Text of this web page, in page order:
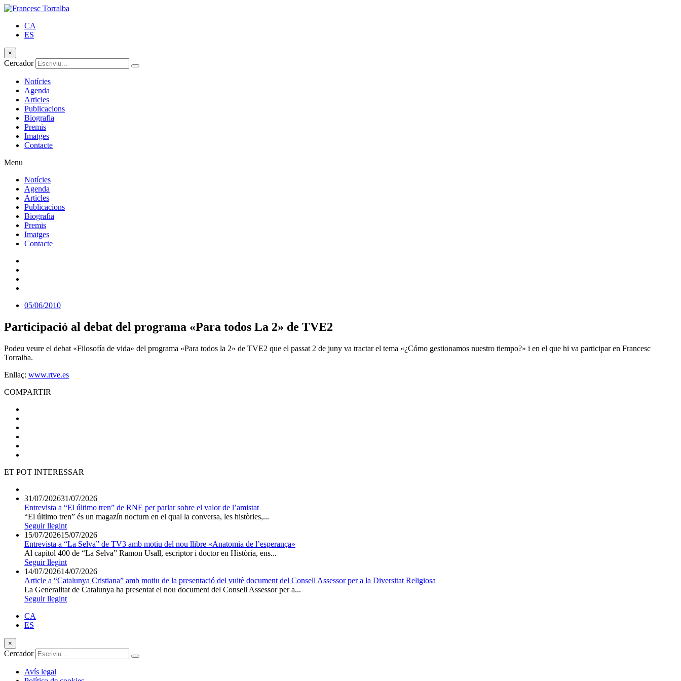
CA
ES
×
Cercador
Notícies
Agenda
Articles
Publicacions
Biografia
Premis
Imatges
Contacte
Menu
Notícies
Agenda
Articles
Publicacions
Biografia
Premis
Imatges
Contacte
05/06/2010
Participació al debat del programa «Para todos La 2» de TVE2
Podeu veure el debat «Filosofía de vida» del programa «Para todos la 2» de TVE2 que el passat 2 de juny va tractar el tema «¿Cómo gestionamos nuestro tiempo?» i en el que hi va participar en Francesc
Torralba.
Enllaç: www.rtve.es
COMPARTIR
ET POT INTERESSAR
31/07/202631/07/2026
Entrevista a “El último tren” de RNE per parlar sobre el valor de l’amistat
“El último tren” és un magazín nocturn en el qual la conversa, les històries,...
Seguir llegint
15/07/202615/07/2026
Entrevista a “La Selva” de TV3 amb motiu del nou llibre «Anatomia de l’esperança»
Al capítol 400 de “La Selva” Ramon Usall, escriptor i doctor en Història, ens...
Seguir llegint
14/07/202614/07/2026
Article a “Catalunya Cristiana” amb motiu de la presentació del vuitè document del Consell Assessor per a la Diversitat Religiosa
La Generalitat de Catalunya ha presentat el nou document del Consell Assessor per a...
Seguir llegint
CA
ES
×
Cercador
Avís legal